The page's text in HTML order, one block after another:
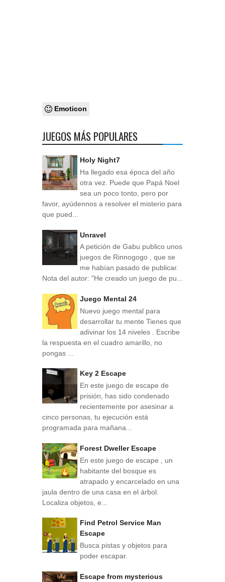
Emoticon
JUEGOS MÁS POPULARES
Holy Night7
Ha llegado esa época del año
otra vez. Puede que Papá Noel
sea un poco tonto, pero por
favor, ayúdennos a resolver el misterio para
que pued...
Unravel
A petición de Gabu publico unos
juegos de Rinnogogo , que se
me habían pasado de publicar.
Nota del autor: "He creado un juego de pu...
Juego Mental 24
Nuevo juego mental para
desarrollar tu mente Tienes que
adivinar los 14 niveles . Escribe
la respuesta en el cuadro amarillo, no
pongas ...
Key 2 Escape
En este juego de escape de
prisión, has sido condenado
recientemente por asesinar a
cinco personas, tu ejecución está
programada para mañana...
Forest Dweller Escape
En este juego de escape , un
habitante del bosque es
atrapado y encarcelado en una
jaula dentro de una casa en el árbol.
Localiza objetos, e...
Find Petrol Service Man
Escape
Busca pistas y objetos para
poder escapar.
Escape from mysterious